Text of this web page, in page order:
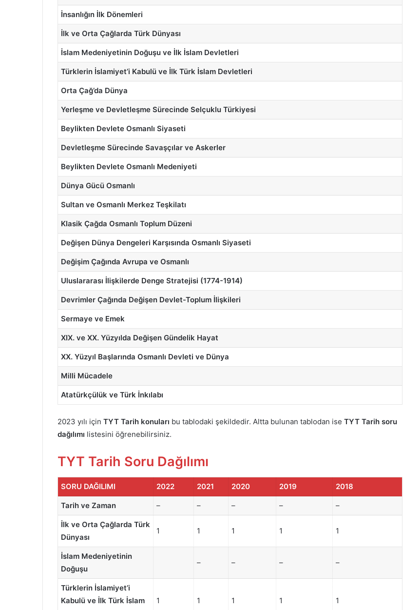
İnsanlığın İlk Dönemleri
İlk ve Orta Çağlarda Türk Dünyası
İslam Medeniyetinin Doğuşu ve İlk İslam Devletleri
Türklerin İslamiyet’i Kabulü ve İlk Türk İslam Devletleri
Orta Çağ’da Dünya
Yerleşme ve Devletleşme Sürecinde Selçuklu Türkiyesi
Beylikten Devlete Osmanlı Siyaseti
Devletleşme Sürecinde Savaşçılar ve Askerler
Beylikten Devlete Osmanlı Medeniyeti
Dünya Gücü Osmanlı
Sultan ve Osmanlı Merkez Teşkilatı
Klasik Çağda Osmanlı Toplum Düzeni
Değişen Dünya Dengeleri Karşısında Osmanlı Siyaseti
Değişim Çağında Avrupa ve Osmanlı
Uluslararası İlişkilerde Denge Stratejisi (1774-1914)
Devrimler Çağında Değişen Devlet-Toplum İlişkileri
Sermaye ve Emek
XIX. ve XX. Yüzyılda Değişen Gündelik Hayat
XX. Yüzyıl Başlarında Osmanlı Devleti ve Dünya
Milli Mücadele
Atatürkçülük ve Türk İnkılabı
2023 yılı için TYT Tarih konuları bu tablodaki şekildedir. Altta bulunan tablodan ise TYT Tarih soru
dağılımı listesini öğrenebilirsiniz.
TYT Tarih Soru Dağılımı
SORU DAĞILIMI 2022 2021 2020 2019 2018
Tarih ve Zaman – – – – –
İlk ve Orta Çağlarda Türk
Dünyası
1 1 1 1 1
İslam Medeniyetinin
Doğuşu
– – – –
Türklerin İslamiyet’i
Kabulü ve İlk Türk İslam
1 1 1 1 1